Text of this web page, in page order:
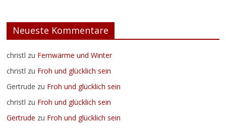
Neueste Kommentare
christl zu Fernwärme und Winter
christl zu Froh und glücklich sein
Gertrude zu Froh und glücklich sein
christl zu Froh und glücklich sein
Gertrude zu Froh und glücklich sein